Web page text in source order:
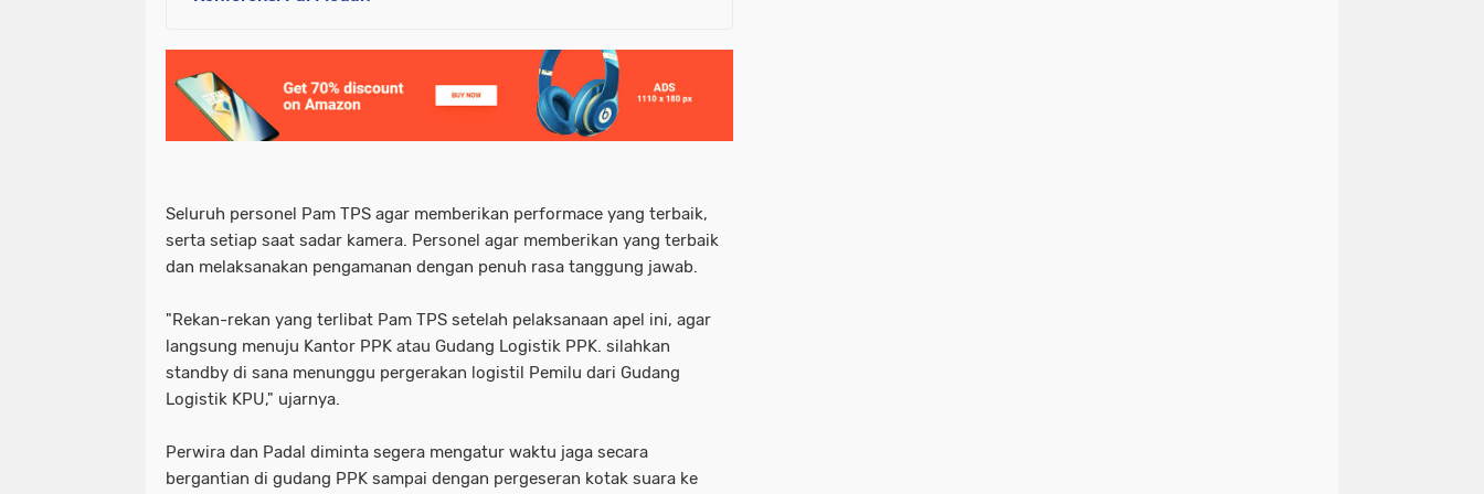
Seluruh personel Pam TPS agar memberikan performace yang terbaik,
serta setiap saat sadar kamera. Personel agar memberikan yang terbaik
dan melaksanakan pengamanan dengan penuh rasa tanggung jawab.
"Rekan-rekan yang terlibat Pam TPS setelah pelaksanaan apel ini, agar
langsung menuju Kantor PPK atau Gudang Logistik PPK. silahkan
standby di sana menunggu pergerakan logistil Pemilu dari Gudang
Logistik KPU," ujarnya.
Perwira dan Padal diminta segera mengatur waktu jaga secara
bergantian di gudang PPK sampai dengan pergeseran kotak suara ke